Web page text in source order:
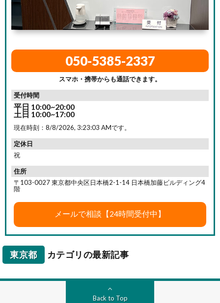
050-5385-2337
スマホ・携帯からも通話できます。
受付時間
平日 10:00~20:00
土日 10:00~17:00
現在時刻： 8/8/2026, 3:23:04 AMです。
定休日
祝
住所
〒103-0027 東京都中央区日本橋2-1-14 日本橋加藤ビルディング4
階
東京都 カテゴリの最新記事
Back to Top